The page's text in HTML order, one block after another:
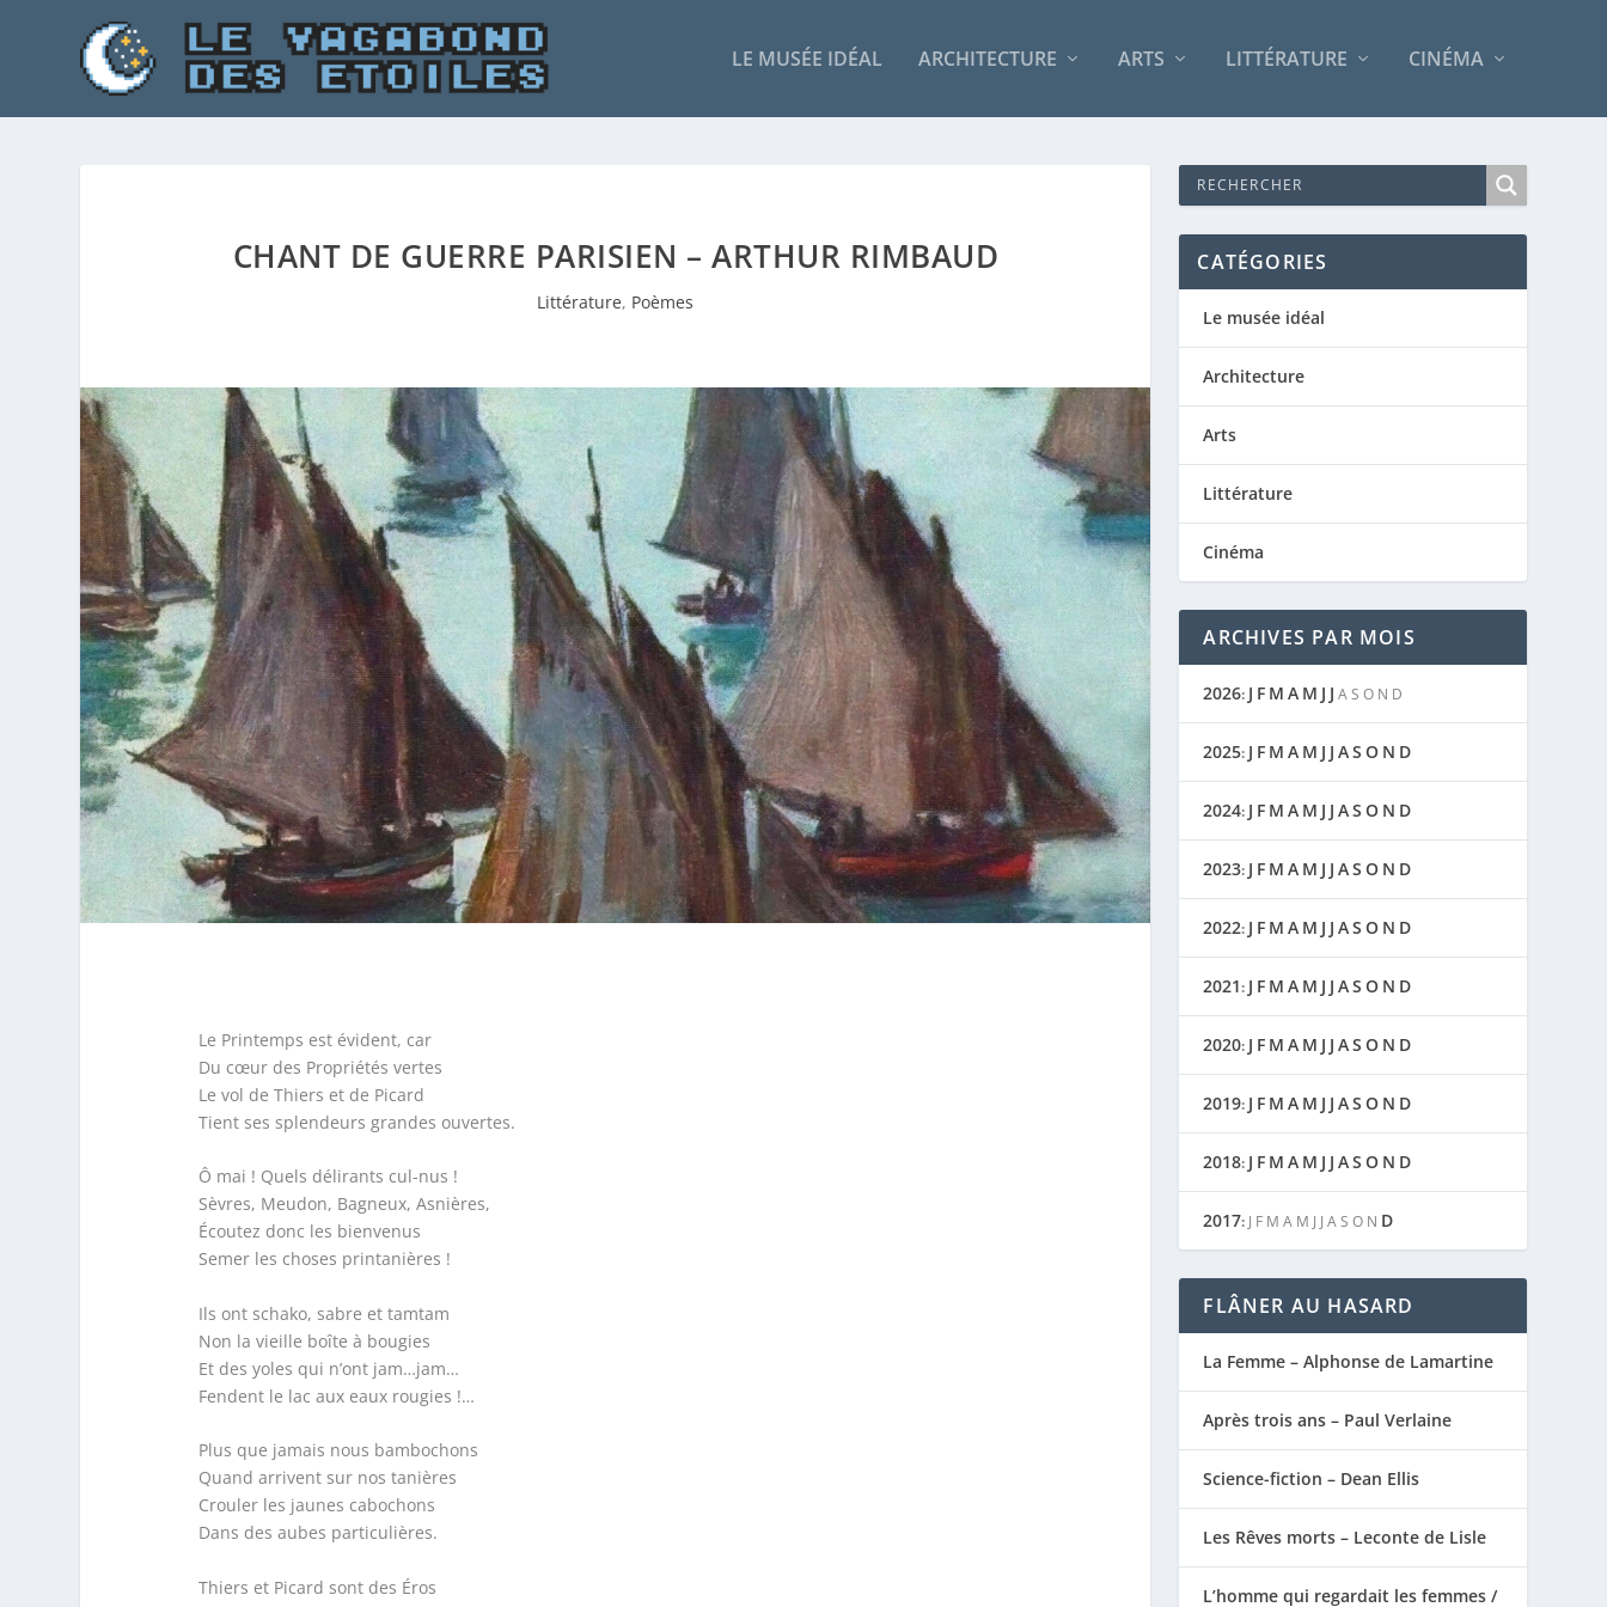
LE MUSÉE IDÉAL ARCHITECTURE ARTS LITTÉRATURE CINÉMA
CHANT DE GUERRE PARISIEN – ARTHUR RIMBAUD
Littérature, Poèmes
Le Printemps est évident, car
Du cœur des Propriétés vertes
Le vol de Thiers et de Picard
Tient ses splendeurs grandes ouvertes.
Ô mai ! Quels délirants cul-nus !
Sèvres, Meudon, Bagneux, Asnières,
Écoutez donc les bienvenus
Semer les choses printanières !
Ils ont schako, sabre et tamtam
Non la vieille boîte à bougies
Et des yoles qui n’ont jam…jam…
Fendent le lac aux eaux rougies !…
Plus que jamais nous bambochons
Quand arrivent sur nos tanières
Crouler les jaunes cabochons
Dans des aubes particulières.
Thiers et Picard sont des Éros
CATÉGORIES
Le musée idéal
Architecture
Arts
Littérature
Cinéma
ARCHIVES PAR MOIS
2026: J F M A M J J AS O N D
2025: J F M A M J J AS O N D
2024: J F M A M J J AS O N D
2023: J F M A M J J AS O N D
2022: J F M A M J J AS O N D
2021: J F M A M J J AS O N D
2020: J F M A M J J AS O N D
2019: J F M A M J J AS O N D
2018: J F M A M J J AS O N D
2017: J F M A M J J AS O N D
FLÂNER AU HASARD
La Femme – Alphonse de Lamartine
Après trois ans – Paul Verlaine
Science-fiction – Dean Ellis
Les Rêves morts – Leconte de Lisle
L’homme qui regardait les femmes /